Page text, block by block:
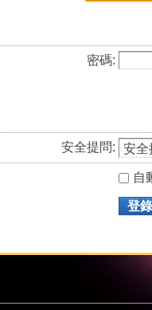
密碼:
安全提問:
自
登錄